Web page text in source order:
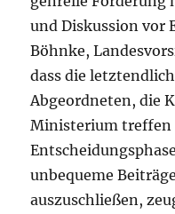
und Diskussion vor
Böhnke,
dass die
Abgeordneten, die
Ministerium treffen
unbequeme
auszuschließen,